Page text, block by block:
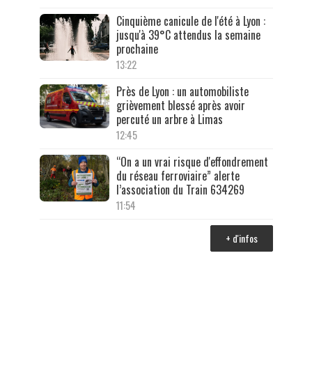
Cinquième canicule de l'été à Lyon :
jusqu'à 39°C attendus la semaine
prochaine
13:22
Près de Lyon : un automobiliste
grièvement blessé après avoir
percuté un arbre à Limas
12:45
“On a un vrai risque d'effondrement
du réseau ferroviaire” alerte
l’association du Train 634269
11:54
+ d'infos